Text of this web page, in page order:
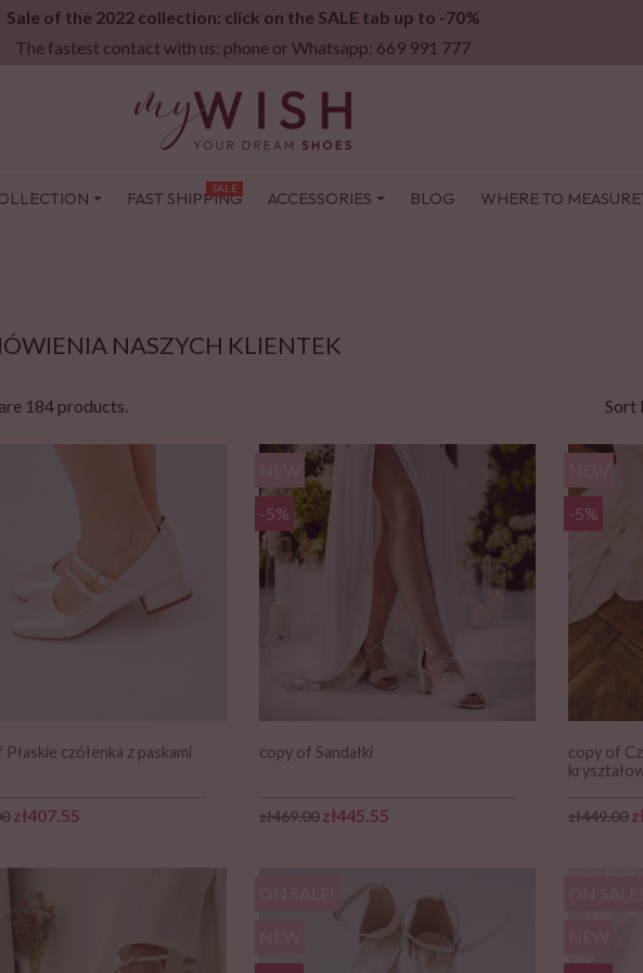
Sale of the 2022 collection: click on the SALE tab up to -70%
The fastest contact with us: phone or Whatsapp: 669 991 777
FAST SHIPPING
SALE ACCESSORIES BLOG WHERE TO
NASZYCH KLIENTEK
184 products. Sort
czółenka z paskami
price
Price
zł407.55
copy of Sandałki
Regular price
zł469.00 Price
zł445.55
-5%
copy of
Regular
zł449.00
-5%